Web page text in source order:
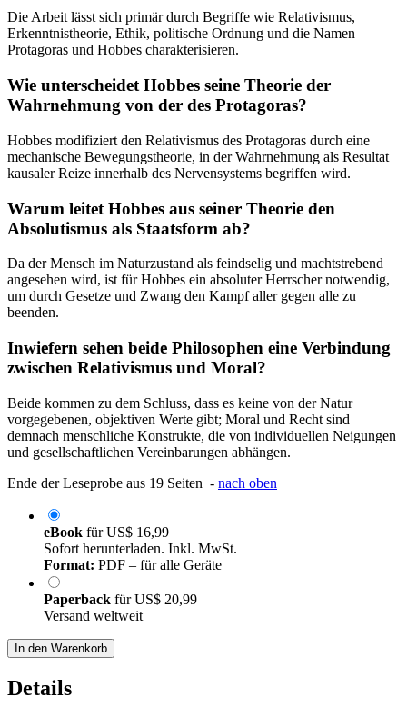
Die Arbeit lässt sich primär durch Begriffe wie Relativismus,
Erkenntnistheorie, Ethik, politische Ordnung und die Namen
Protagoras und Hobbes charakterisieren.
Wie unterscheidet Hobbes seine Theorie der
Wahrnehmung von der des Protagoras?
Hobbes modifiziert den Relativismus des Protagoras durch eine
mechanische Bewegungstheorie, in der Wahrnehmung als Resultat
kausaler Reize innerhalb des Nervensystems begriffen wird.
Warum leitet Hobbes aus seiner Theorie den
Absolutismus als Staatsform ab?
Da der Mensch im Naturzustand als feindselig und machtstrebend
angesehen wird, ist für Hobbes ein absoluter Herrscher notwendig,
um durch Gesetze und Zwang den Kampf aller gegen alle zu
beenden.
Inwiefern sehen beide Philosophen eine Verbindung
zwischen Relativismus und Moral?
Beide kommen zu dem Schluss, dass es keine von der Natur
vorgegebenen, objektiven Werte gibt; Moral und Recht sind
demnach menschliche Konstrukte, die von individuellen Neigungen
und gesellschaftlichen Vereinbarungen abhängen.
Ende der Leseprobe aus 19 Seiten - nach oben
eBook fürUS$ 16,99
Sofort herunterladen. Inkl. MwSt.
Format: PDF – für alle Geräte
Paperback fürUS$ 20,99
Versand weltweit
In den Warenkorb
Details